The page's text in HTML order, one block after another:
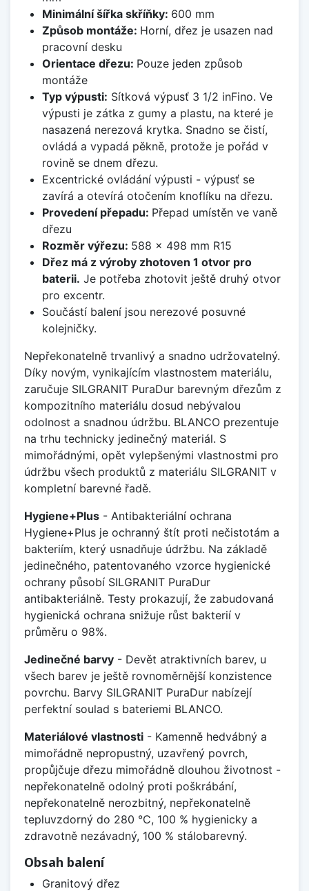
Minimální šířka skříňky: 600 mm
Způsob montáže: Horní, dřez je usazen nad
pracovní desku
Orientace dřezu: Pouze jeden způsob
montáže
Typ výpusti: Sítková výpusť 3 1/2 inFino. Ve
výpusti je zátka z gumy a plastu, na které je
nasazená nerezová krytka. Snadno se čistí,
ovládá a vypadá pěkně, protože je pořád v
rovině se dnem dřezu.
Excentrické ovládání výpusti - výpusť se
zavírá a otevírá otočením knoflíku na dřezu.
Provedení přepadu: Přepad umístěn ve vaně
dřezu
Rozměr výřezu: 588 x 498 mm R15
Dřez má z výroby zhotoven 1 otvor pro
baterii. Je potřeba zhotovit ještě druhý otvor
pro excentr.
Součástí balení jsou nerezové posuvné
kolejničky.
Nepřekonatelně trvanlivý a snadno udržovatelný.
Díky novým, vynikajícím vlastnostem materiálu,
zaručuje SILGRANIT PuraDur barevným dřezům z
kompozitního materiálu dosud nebývalou
odolnost a snadnou údržbu. BLANCO prezentuje
na trhu technicky jedinečný materiál. S
mimořádnými, opět vylepšenými vlastnostmi pro
údržbu všech produktů z materiálu SILGRANIT v
kompletní barevné řadě.
Hygiene+Plus - Antibakteriální ochrana
Hygiene+Plus je ochranný štít proti nečistotám a
bakteriím, který usnadňuje údržbu. Na základě
jedinečného, patentovaného vzorce hygienické
ochrany působí SILGRANIT PuraDur
antibakteriálně. Testy prokazují, že zabudovaná
hygienická ochrana snižuje růst bakterií v
průměru o 98%.
Jedinečné barvy - Devět atraktivních barev, u
všech barev je ještě rovnoměrnější konzistence
povrchu. Barvy SILGRANIT PuraDur nabízejí
perfektní soulad s bateriemi BLANCO.
Materiálové vlastnosti - Kamenně hedvábný a
mimořádně nepropustný, uzavřený povrch,
propůjčuje dřezu mimořádně dlouhou životnost -
nepřekonatelně odolný proti poškrábání,
nepřekonatelně nerozbitný, nepřekonatelně
tepluvzdorný do 280 °C, 100 % hygienicky a
zdravotně nezávadný, 100 % stálobarevný.
Obsah balení
Granitový dřez